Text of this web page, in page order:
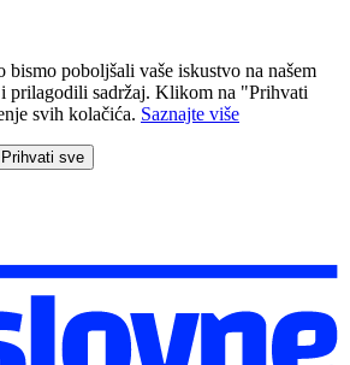
poboljšali vaše iskustvo na našem
prilagodili sadržaj. Klikom na "Prihvati
svih kolačića. Saznajte više
Prihvati sve